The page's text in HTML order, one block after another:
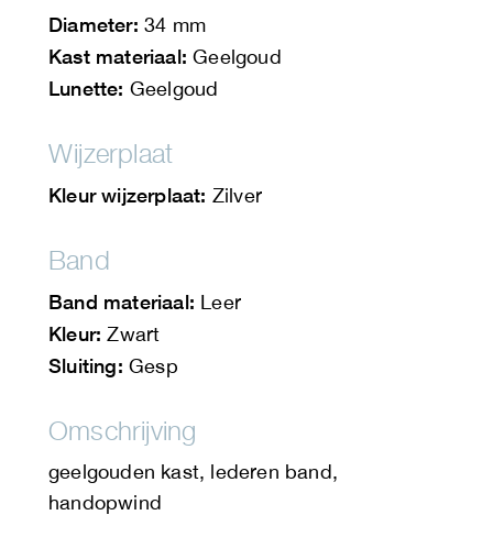
Diameter: 34 mm
Kast materiaal: Geelgoud
Lunette: Geelgoud
Wijzerplaat
Kleur wijzerplaat: Zilver
Band
Band materiaal: Leer
Kleur: Zwart
Sluiting: Gesp
Omschrijving
geelgouden kast, lederen band,
handopwind